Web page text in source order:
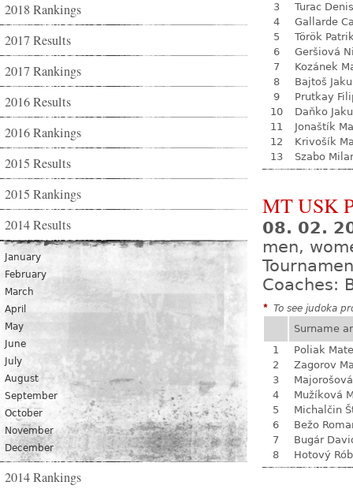
2018 Rankings
2017 Results
2017 Rankings
2016 Results
2016 Rankings
2015 Results
2015 Rankings
2014 Results
January
February
March
April
May
June
July
August
September
October
November
December
2014 Rankings
3
Turac Denis
4
Gallarde
5
Török
6
Geršiová
7
Kozánek
8
Bajtoš
9
Prutkay
10
Daňko
11
Jonaštík
12
Krivošík
13
Szabo
MT USK
08. 02.
men,
Coaches:
* To see judoka
Surname
1
Poliak
2
Zagorov
3
4
Mužíková
5
Michalčin
6
Bežo
7
Bugár
8
Hotový